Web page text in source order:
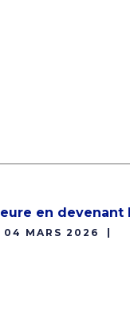
en devenant
04 MARS 2026